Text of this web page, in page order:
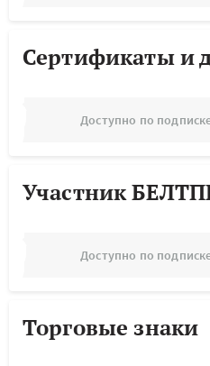
Сертификаты и
Доступно по
Участник
Доступно по
Торговые знаки